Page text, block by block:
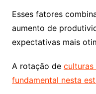
Esses fatores
aumento de
expectativas mais
A rotação de
fundamental nesta